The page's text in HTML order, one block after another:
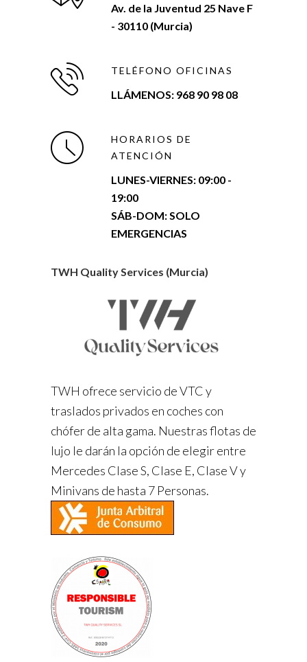
Av. de la Juventud 25 Nave F
- 30110 (Murcia)
TELÉFONO OFICINAS
LLÁMENOS: 968 90 98 08
HORARIOS DE
ATENCIÓN
LUNES-VIERNES: 09:00 -
19:00
SÁB-DOM: SOLO
EMERGENCIAS
TWH Quality Services (Murcia)
TWH ofrece servicio de VTC y
traslados privados en coches con
chófer de alta gama. Nuestras flotas de
lujo le darán la opción de elegir entre
Mercedes Clase S, Clase E, Clase V y
Minivans de hasta 7 Personas.